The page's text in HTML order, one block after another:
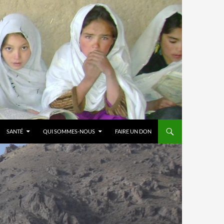
SANTÉ QUI SOMMES-NOUS FAIRE UN DON